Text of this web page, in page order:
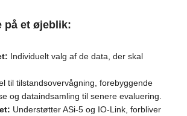
på et øjeblik:
Individuelt valg af de data, der skal
til tilstandsovervågning, forebyggende
og dataindsamling til senere evaluering
Understøtter ASi-5 og IO-Link, forbliver